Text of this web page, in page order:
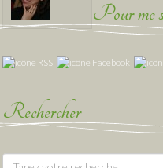
Pour me
Rechercher